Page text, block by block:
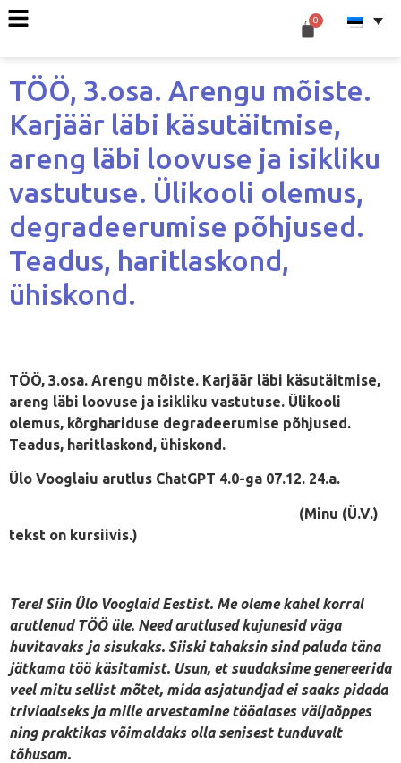
TÖÖ, 3.osa. Arengu mõiste.
Karjäär läbi käsutäitmise,
areng läbi loovuse ja isikliku
vastutuse. Ülikooli olemus,
degradeerumise põhjused.
Teadus, haritlaskond,
ühiskond.
TÖÖ, 3.osa. Arengu mõiste. Karjäär läbi käsutäitmise,
areng läbi loovuse ja isikliku vastutuse. Ülikooli
olemus, kõrghariduse degradeerumise põhjused.
Teadus, haritlaskond, ühiskond.
Ülo Vooglaiu arutlus ChatGPT 4.0-ga 07.12. 24.a.
(Minu (Ü.V.)
tekst on kursiivis.)
Tere! Siin Ülo Vooglaid Eestist. Me oleme kahel korral
arutlenud TÖÖ üle. Need arutlused kujunesid väga
huvitavaks ja sisukaks. Siiski tahaksin sind paluda täna
jätkama töö käsitamist. Usun, et suudaksime genereerida
veel mitu sellist mõtet, mida asjatundjad ei saaks pidada
triviaalseks ja mille arvestamine tööalases väljaõppes
ning praktikas võimaldaks olla senisest tunduvalt
tõhusam.